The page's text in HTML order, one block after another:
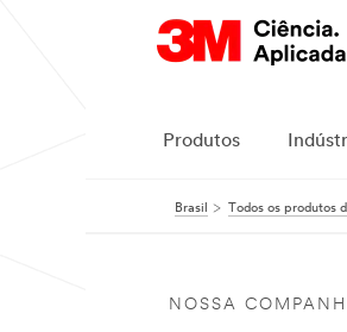
Produtos
Brasil Todos os produtos
NOSSA